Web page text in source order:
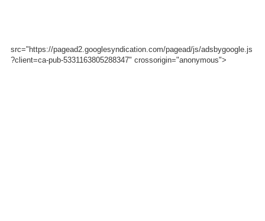
src="https://pagead2.googlesyndication.com/pagead/js/adsbygoogle.js
?client=ca-pub-5331163805288347" crossorigin="anonymous">